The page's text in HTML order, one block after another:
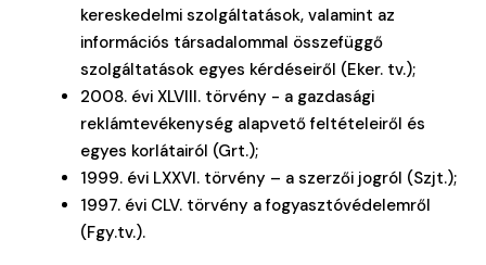
kereskedelmi szolgáltatások, valamint az
információs társadalommal összefüggő
szolgáltatások egyes kérdéseiről (Eker. tv.);
2008. évi XLVIII. törvény - a gazdasági
reklámtevékenység alapvető feltételeiről és
egyes korlátairól (Grt.);
1999. évi LXXVI. törvény – a szerzői jogról (Szjt.);
1997. évi CLV. törvény a fogyasztóvédelemről
(Fgy.tv.).